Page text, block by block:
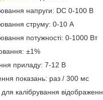
напруги: DC 0-100 В
струму: 0-10 А
потужності: 0-1000 Вт
±1%
приладу: 7-12 В
показань: раз / 300 мс
калібрування